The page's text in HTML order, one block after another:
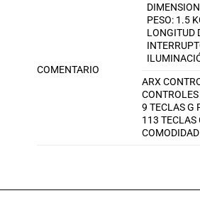
COMENTARIO
PESO: 1.5
LONGITUD
ARX
9 TECLAS G
113 TECLAS